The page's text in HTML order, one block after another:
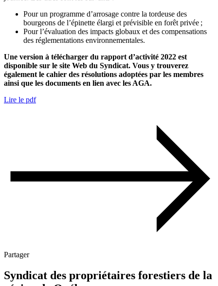
Pour un programme d’arrosage contre la tordeuse des
bourgeons de l’épinette élargi et prévisible en forêt privée ;
Pour l’évaluation des impacts globaux et des compensations
des réglementations environnementales.
Une version à télécharger du rapport d’activité 2022 est
disponible sur le site Web du Syndicat. Vous y trouverez
également le cahier des résolutions adoptées par les membres
ainsi que les documents en lien avec les AGA.
Lire le pdf
Partager
Syndicat des propriétaires forestiers de la